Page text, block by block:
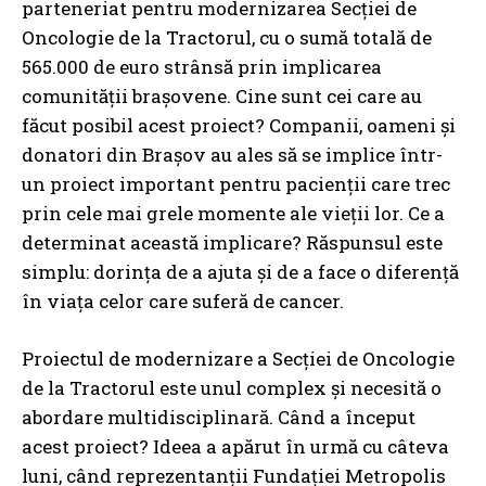
parteneriat pentru modernizarea Secției de
Oncologie de la Tractorul, cu o sumă totală de
565.000 de euro strânsă prin implicarea
comunității brașovene. Cine sunt cei care au
făcut posibil acest proiect? Companii, oameni și
donatori din Brașov au ales să se implice într-
un proiect important pentru pacienții care trec
prin cele mai grele momente ale vieții lor. Ce a
determinat această implicare? Răspunsul este
simplu: dorința de a ajuta și de a face o diferență
în viața celor care suferă de cancer.
Proiectul de modernizare a Secției de Oncologie
de la Tractorul este unul complex și necesită o
abordare multidisciplinară. Când a început
acest proiect? Ideea a apărut în urmă cu câteva
luni, când reprezentanții Fundației Metropolis